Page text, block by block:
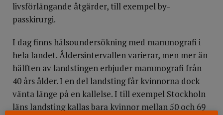
livsförlängande åtgärder, till exempel by-
passkirurgi.
I dag finns hälsoundersökning med mammografi i
hela landet. Åldersintervallen varierar, men mer än
hälften av landstingen erbjuder mammografi från
40 års ålder. I en del landsting får kvinnorna dock
vänta länge på en kallelse. I till exempel Stockholn
läns landsting kallas bara kvinnor mellan 50 och 69